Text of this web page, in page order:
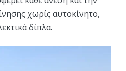
χωρίς αυτοκίνητο,
δίπλα.